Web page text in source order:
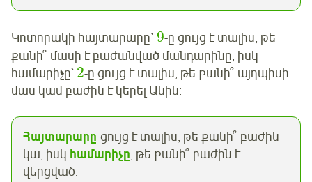
Կոտորակի հայտարարը՝ 9-ը ցույց է տալիս, թե
քանի՞ մասի է բաժանված մանդարինը, իսկ
համարիչը՝ 2-ը ցույց է տալիս, թե քանի՞ այդպիսի
մաս կամ բաժին է կերել Անին:
Հայտարարը ցույց է տալիս, թե քանի՞ բաժին
կա, իսկ համարիչը, թե քանի՞ բաժին է
վերցված: